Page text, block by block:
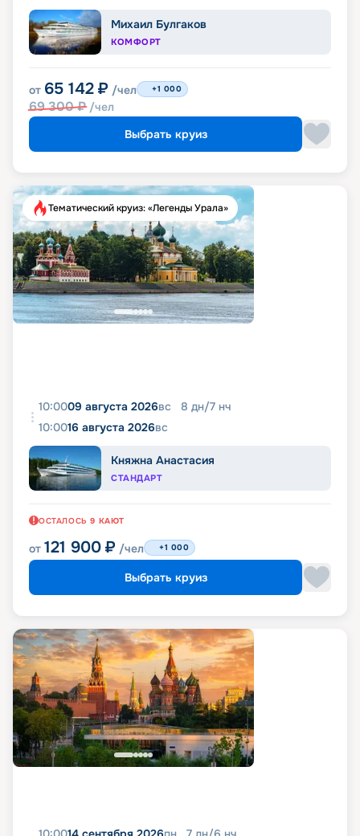
Михаил Булгаков
КОМФОРТ
от 65 142 ₽ /чел
69 300₽ /чел
+1 000
Выбрать круиз
Тематический круиз: «Легенды Урала»
10:0009 августа 2026вс 8 дн/7 нч
10:0016 августа 2026вс
Княжна Анастасия
СТАНДАРТ
ОСТАЛОСЬ 9 КАЮТ
от 121 900 ₽ /чел +1 000
Выбрать круиз